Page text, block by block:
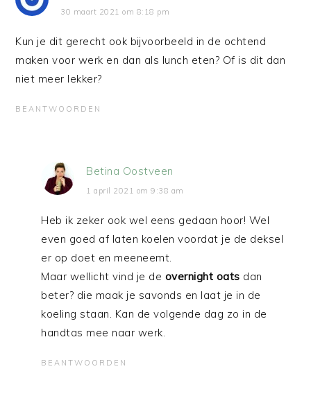
30 maart 2021 om 8:18 pm
Kun je dit gerecht ook bijvoorbeeld in de ochtend
maken voor werk en dan als lunch eten? Of is dit dan
niet meer lekker?
BEANTWOORDEN
Betina Oostveen
1 april 2021 om 9:38 am
Heb ik zeker ook wel eens gedaan hoor! Wel
even goed af laten koelen voordat je de deksel
er op doet en meeneemt.
Maar wellicht vind je de overnight oats dan
beter? die maak je savonds en laat je in de
koeling staan. Kan de volgende dag zo in de
handtas mee naar werk.
BEANTWOORDEN